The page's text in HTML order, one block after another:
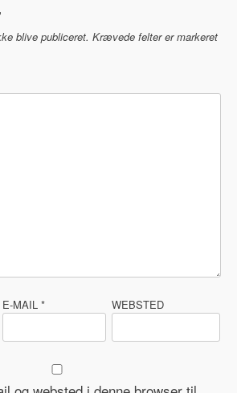
blive publiceret. Krævede felter er markeret
E-MAIL * WEBSTED